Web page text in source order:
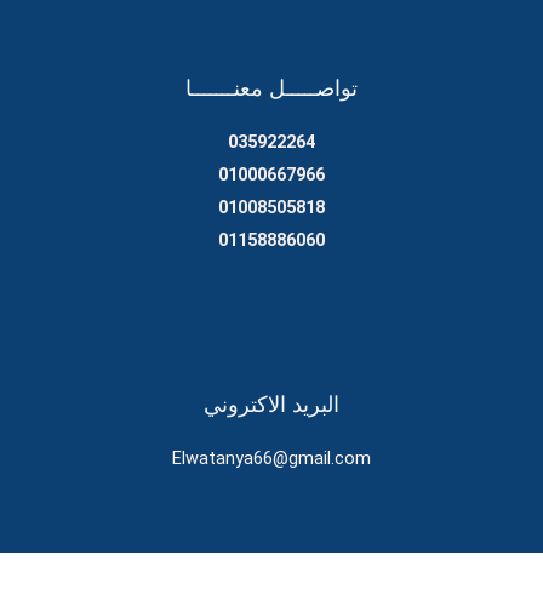
تواصـــــل معنـــــــا
035922264
01000667966
01008505818
01158886060
البريد الاكتروني
Elwatanya66@gmail.com